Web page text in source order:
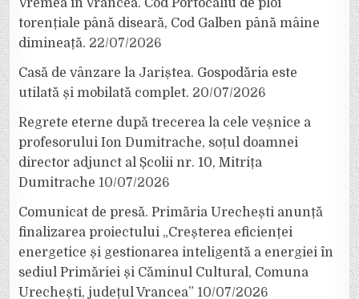
Vremea în Vrancea. Cod Portocaliu de ploi
torențiale până diseară, Cod Galben până mâine
dimineață. 22/07/2026
Casă de vânzare la Jariștea. Gospodăria este
utilată și mobilată complet. 20/07/2026
Regrete eterne după trecerea la cele veșnice a
profesorului Ion Dumitrache, soțul doamnei
director adjunct al Școlii nr. 10, Mitrița
Dumitrache 10/07/2026
Comunicat de presă. Primăria Urechești anunță
finalizarea proiectului „Creșterea eficienței
energetice și gestionarea inteligentă a energiei în
sediul Primăriei și Căminul Cultural, Comuna
Urechești, județul Vrancea” 10/07/2026